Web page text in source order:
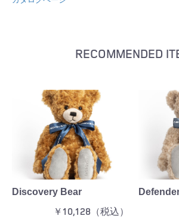
RECOMMENDED
Discovery Bear
￥10,128（税込）